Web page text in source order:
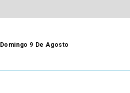
Domingo 9 De Agosto